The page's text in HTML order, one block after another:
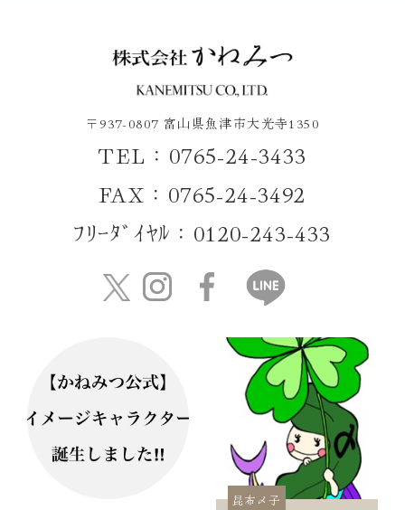
〒937-0807 富山県魚津市大光寺1350
TEL：0765-24-3433
FAX：0765-24-3492
ﾌﾘｰﾀﾞｲﾔﾙ：0120-243-433
昆布〆子